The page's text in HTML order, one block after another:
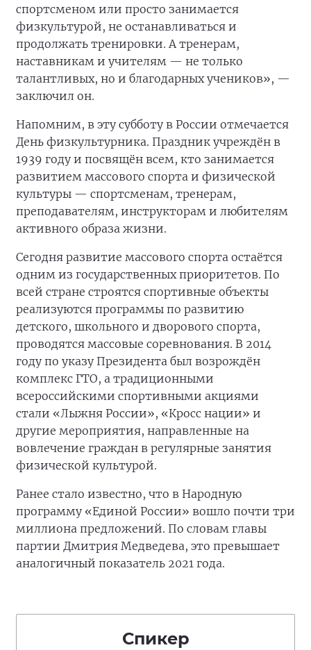
спортсменом или просто занимается
физкультурой, не останавливаться и
продолжать тренировки. А тренерам,
наставникам и учителям — не только
талантливых, но и благодарных учеников», —
заключил он.
Напомним, в эту субботу в России отмечается
День физкультурника. Праздник учреждён в
1939 году и посвящён всем, кто занимается
развитием массового спорта и физической
культуры — спортсменам, тренерам,
преподавателям, инструкторам и любителям
активного образа жизни.
Сегодня развитие массового спорта остаётся
одним из государственных приоритетов. По
всей стране строятся спортивные объекты
реализуются программы по развитию
детского, школьного и дворового спорта,
проводятся массовые соревнования. В 2014
году по указу Президента был возрождён
комплекс ГТО, а традиционными
всероссийскими спортивными акциями
стали «Лыжня России», «Кросс нации» и
другие мероприятия, направленные на
вовлечение граждан в регулярные занятия
физической культурой.
Ранее стало известно, что в Народную
программу «Единой России» вошло почти три
миллиона предложений. По словам главы
партии Дмитрия Медведева, это превышает
аналогичный показатель 2021 года.
Спикер